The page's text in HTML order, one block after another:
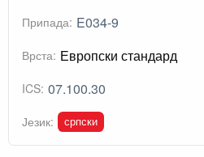
Припада: E034-9
Врста: Европски стандард
ICS: 07.100.30
Језик: српски